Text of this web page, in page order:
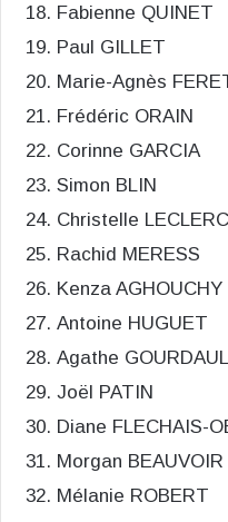
Fabienne QUINET
Paul GILLET
Marie-Agnès
Frédéric ORAIN
Corinne GARCIA
Simon BLIN
Christelle LECLERC
Rachid MERESS
Kenza AGHOUCHY
Antoine HUGUET
Agathe
Joël PATIN
Diane FLECHAIS-
Morgan BEAUVOIR
Mélanie ROBERT